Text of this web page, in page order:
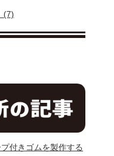
(7)
付きゴムを製作する